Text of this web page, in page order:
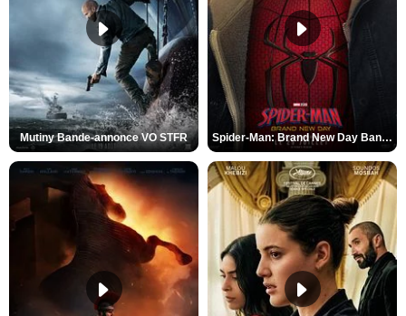
Mutiny Bande-annonce VO STFR Spider-Man: Brand New Day Bande-annonce VO STFR